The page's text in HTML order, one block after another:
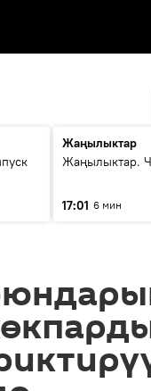
Жаңылыктар
Жаңылыктар.
17:01 6 мин